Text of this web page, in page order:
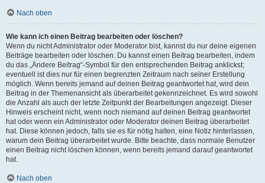
Nach oben
Wie kann ich einen Beitrag bearbeiten oder löschen?
Wenn du nicht Administrator oder Moderator bist, kannst du nur deine eigenen
Beiträge bearbeiten oder löschen. Du kannst einen Beitrag bearbeiten, indem
du das „Ändere Beitrag“-Symbol für den entsprechenden Beitrag anklickst;
eventuell ist dies nur für einen begrenzten Zeitraum nach seiner Erstellung
möglich. Wenn bereits jemand auf deinen Beitrag geantwortet hat, wird dein
Beitrag in der Themenansicht als überarbeitet gekennzeichnet. Es wird sowohl
die Anzahl als auch der letzte Zeitpunkt der Bearbeitungen angezeigt. Dieser
Hinweis erscheint nicht, wenn noch niemand auf deinen Beitrag geantwortet
hat oder wenn ein Administrator oder Moderator deinen Beitrag überarbeitet
hat. Diese können jedoch, falls sie es für nötig halten, eine Notiz hinterlassen,
warum dein Beitrag überarbeitet wurde. Bitte beachte, dass normale Benutzer
einen Beitrag nicht löschen können, wenn bereits jemand darauf geantwortet
hat.
Nach oben